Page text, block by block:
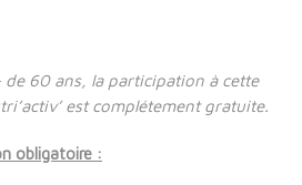
de 60 ans, la participation à cette
est complétement gratuite.
obligatoire :